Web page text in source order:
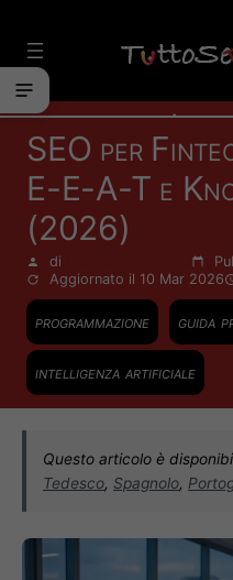
contenuto
SEO per
E-E-A-T e
(2026)
di
Aggiornato il 10 Mar 2026
programmazione guida
intelligenza artificiale
Questo articolo è
Tedesco, Spagnolo,